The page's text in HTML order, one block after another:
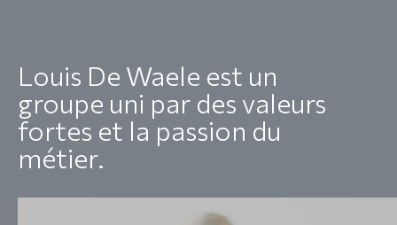
Louis De Waele est un
groupe uni par des valeurs
fortes et la passion du
métier.